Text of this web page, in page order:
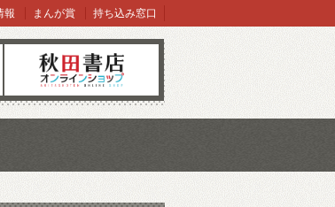
オンラインショップ
報 まんが賞 持ち込み窓口